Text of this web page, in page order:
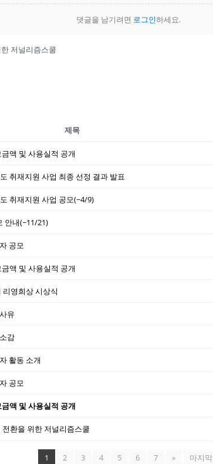
댓글을 남기려면 로그인하세요.
저널리즘스쿨
제목
액 및 사용실적 공개
취재지원 사업 최종 선정 결과 발표
취재지원 사업 공모(~4/9)
안내(~11/21)
공모
액 및 사용실적 공개
영희상 시상식
유
감
활동 소개
공모
액 및 사용실적 공개
환을 위한 저널리즘스쿨
1 2 3 4 5 6 7 » 마지막